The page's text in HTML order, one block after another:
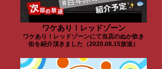
ワケあり！レッドゾーン
ワケあり！レッドゾーンにて当店のぬか炊き
缶を紹介頂きました（2020.08.15放送）